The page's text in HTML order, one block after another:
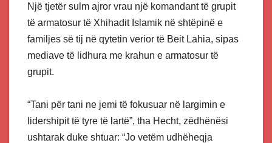
Një tjetër sulm ajror vrau një komandant të grupit
të armatosur të Xhihadit Islamik në shtëpinë e
familjes së tij në qytetin verior të Beit Lahia, sipas
mediave të lidhura me krahun e armatosur të
grupit.
“Tani për tani ne jemi të fokusuar në largimin e
lidershipit të tyre të lartë”, tha Hecht, zëdhënësi
ushtarak duke shtuar: “Jo vetëm udhëheqja